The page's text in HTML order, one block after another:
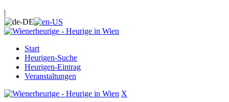
|
Start
Heurigen-Suche
Heurigen-Eintrag
Veranstaltungen
X